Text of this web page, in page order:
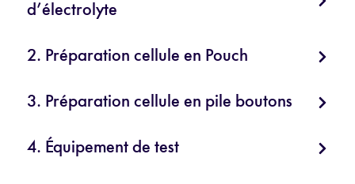
d’électrolyte
2. Préparation cellule en Pouch
3. Préparation cellule en pile boutons
4. Équipement de test